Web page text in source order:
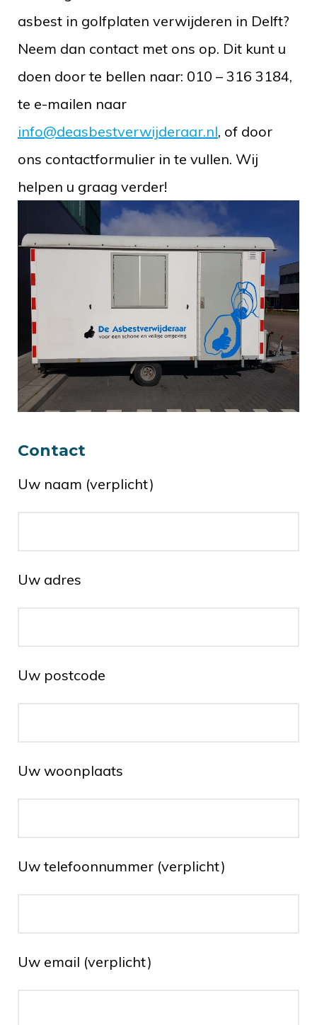
asbest in golfplaten verwijderen in Delft?
Neem dan contact met ons op. Dit kunt u
doen door te bellen naar: 010 – 316 3184,
te e-mailen naar
info@deasbestverwijderaar.nl, of door
ons contactformulier in te vullen. Wij
helpen u graag verder!
Contact
Uw naam (verplicht)
Uw adres
Uw postcode
Uw woonplaats
Uw telefoonnummer (verplicht)
Uw email (verplicht)